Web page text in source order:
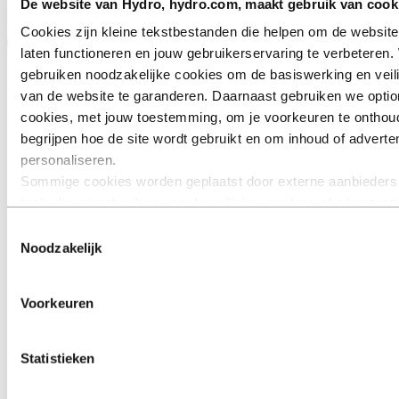
De website van Hydro, hydro.com, maakt gebruik van
Cookies zijn kleine tekstbestanden die helpen om de
laten functioneren en jouw gebruikerservaring te verbeteren.
gebruiken noodzakelijke cookies om de basiswerking en
van de website te garanderen. Daarnaast gebruiken we
cookies, met jouw toestemming, om je voorkeuren te
begrijpen hoe de site wordt gebruikt en om inhoud of
personaliseren.
Sommige cookies worden geplaatst door externe
verzamelen, combineren met andere informatie die je aan
een third‑party cookie is de Verwerkingsverantwoordelijke
verzameld. In de lijst hieronder kun je zien welke derden dit
Noodzakelijk
Voorkeuren
Statistieken
oplossingen in uw project